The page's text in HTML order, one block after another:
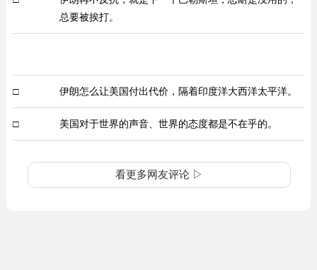
总要被挨打。
□ 伊朗怎么让美国付出代价，隔着印度洋大西洋太平洋。
□ 美国对于世界的声音、世界的态度都是不在乎的。
看更多网友评论 ▷